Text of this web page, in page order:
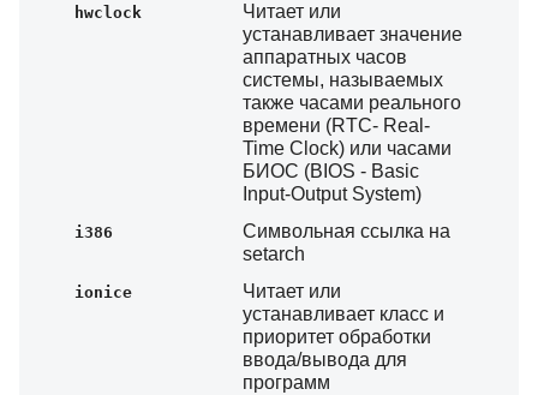
hwclock
Читает или
устанавливает значение
аппаратных часов
системы, называемых
также часами реального
времени (RTC- Real-
Time Clock) или часами
БИОС (BIOS - Basic
Input-Output System)
i386
Символьная ссылка на
setarch
ionice
Читает или
устанавливает класс и
приоритет обработки
ввода/вывода для
программ